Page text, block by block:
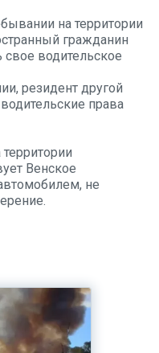
на территории
гражданин
свое водительское
резидент другой
права
Венское
не